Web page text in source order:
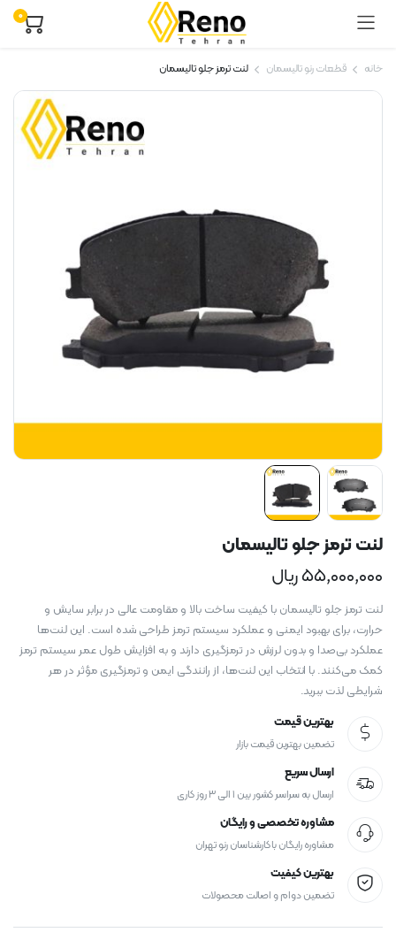
۰
خانه قطعات رنو تالیسمان لنت ترمز جلو تالیسمان
لنت ترمز جلو تالیسمان
۵۵,۰۰۰,۰۰۰ریال
لنت ترمز جلو تالیسمان با کیفیت ساخت بالا و مقاومت عالی در برابر سایش و
حرارت، برای بهبود ایمنی و عملکرد سیستم ترمز طراحی شده است. این لنت‌ها
عملکرد بی‌صدا و بدون لرزش در ترمزگیری دارند و به افزایش طول عمر سیستم ترمز
کمک می‌کنند. با انتخاب این لنت‌ها، از رانندگی ایمن و ترمزگیری مؤثر در هر
شرایطی لذت ببرید.
بهترین قیمت
تضمین بهترین قیمت بازار
ارسال سریع
ارسال به سراسر کشور بین ۱ الی ۳ روز کاری
مشاوره تخصصی و رایگان
مشاوره رایگان با کارشناسان رنو تهران
بهترین کیفیت
تضمین دوام و اصالت محصولات